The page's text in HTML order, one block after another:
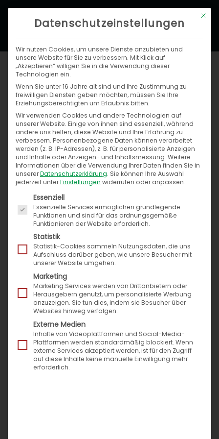
Zum
Amazon Pay
Für Ihren Online-Shop auf Basis von
Speed4Trade COMMERCE steht Ihnen ein
kostenfreies Modul für die Nutzung von
Amazon Pay zur Verfügung.
Mit Amazon Pay können sich Millionen Amazon-
Kunden in Ihrem Online-Shop mit den
Zahlungsinformationen und Versanddaten aus
ihrem Amazon-Kundenkonto einloggen und
bezahlen. Das geht schnell, einfach und sicher.
So funktioniert es:
Lassen Sie sich die Schnittstelle von
Speed4Trade integrieren, hinterlegen Sie Ihre
Zugangsdaten und aktivieren Sie das Modul im
Speed4Trade COMMERCE-Admin-Bereich. Die
Integration von Amazon Pay kann Ihnen dabei
helfen, neue Kunden zu gewinnen und Ihren
Umsatz zu steigern.
Mit
Datenschutzeinstellungen
Wir nutzen Cookies, um unsere Dienste anzubieten und
unsere Website für Sie zu verbessern. Mit Klick auf
„Akzeptieren“ willigen Sie in die Verwendung dieser
Technologien ein.
Wenn Sie unter 16 Jahre alt sind und Ihre Zustimmung zu
freiwilligen Diensten geben möchten, müssen Sie Ihre
Erziehungsberechtigten um Erlaubnis bitten.
Wir verwenden Cookies und andere Technologien auf
unserer Website. Einige von ihnen sind essenziell, während
andere uns helfen, diese Website und Ihre Erfahrung zu
verbessern. Personenbezogene Daten können verarbeitet
werden (z. B. IP-Adressen), z. B. für personalisierte Anzeigen
und Inhalte oder Anzeigen- und Inhaltsmessung. Weitere
Informationen über die Verwendung Ihrer Daten finden Sie in
unsererDatenschutzerklärung. Sie können Ihre Auswahl
jederzeit unterEinstellungen widerrufen oder anpassen.
Es folgt eine Liste der Service-Gruppen, für die
Essenziell
Essenzielle Services ermöglichen grundlegende
Funktionen und sind für das ordnungsgemäße
Funktionieren der Website erforderlich.
Statistik
Statistik-Cookies sammeln Nutzungsdaten, die uns
Aufschluss darüber geben, wie unsere Besucher mit
unserer Website umgehen.
Marketing
Marketing Services werden von Drittanbietern oder
Herausgebern genutzt, um personalisierte Werbung
anzuzeigen. Sie tun dies, indem sie Besucher über
Websites hinweg verfolgen.
Externe Medien
Inhalte von Videoplattformen und Social-Media-
Plattformen werden standardmäßig blockiert. Wenn
externe Services akzeptiert werden, ist für den Zugriff
auf diese Inhalte keine manuelle Einwilligung mehr
erforderlich.